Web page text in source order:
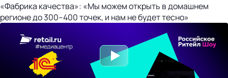
«Фабрика качества»: «Мы можем открыть в домашнем
регионе до 300–400 точек, и нам не будет тесно»